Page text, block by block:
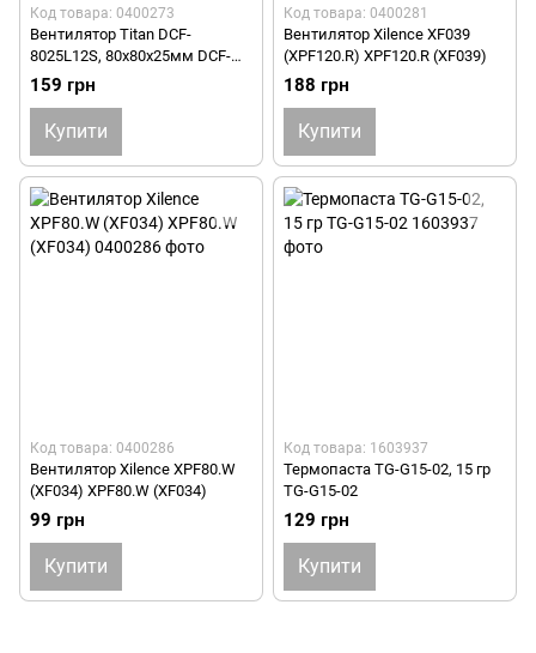
Код товара: 0400273
Вентилятор Titan DCF-
8025L12S, 80х80х25мм DCF-
8025L12S
159 грн
Купити
Код товара: 0400281
Вентилятор Xilence XF039
(XPF120.R) XPF120.R (XF039)
188 грн
Купити
Код товара: 0400286
Вентилятор Xilence XPF80.W
(XF034) XPF80.W (XF034)
99 грн
Купити
Код товара: 1603937
Термопаста TG-G15-02, 15 гр
TG-G15-02
129 грн
Купити